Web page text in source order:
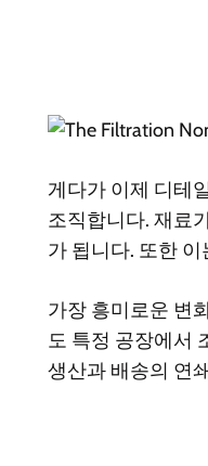
게다가 이제 디테
조직합니다. 재료
가 됩니다. 또한
가장 흥미로운 변
도 특정 공장에서
생산과 배송의 연